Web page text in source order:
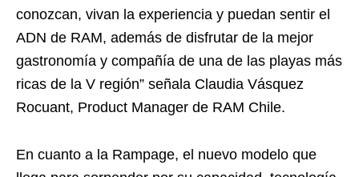
conozcan, vivan la experiencia y puedan sentir el
ADN de RAM, además de disfrutar de la mejor
gastronomía y compañía de una de las playas más
ricas de la V región” señala Claudia Vásquez
Rocuant, Product Manager de RAM Chile.
En cuanto a la Rampage, el nuevo modelo que